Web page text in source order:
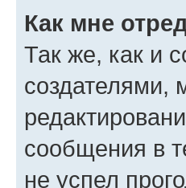
Как мне
Так же, как и
создателями,
сообщения в
не успел